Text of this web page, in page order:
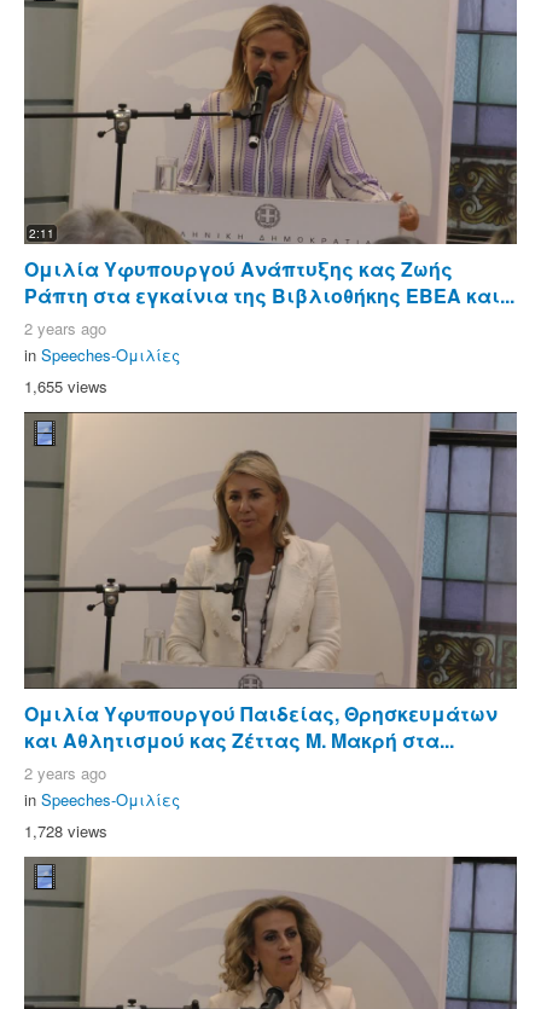
2:11
Ομιλία Υφυπουργού Ανάπτυξης κας Ζωής
Ράπτη στα εγκαίνια της Βιβλιοθήκης ΕΒΕΑ και...
2 years ago
in Speeches-Ομιλίες
1,655 views
Ομιλία Υφυπουργού Παιδείας, Θρησκευμάτων
και Αθλητισμού κας Ζέττας Μ. Μακρή στα...
2 years ago
in Speeches-Ομιλίες
1,728 views